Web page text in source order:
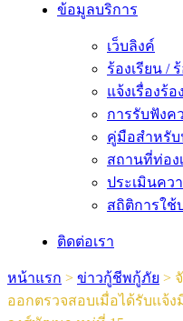
ข้อมูลบริการ
เว็บลิงค์
ร้องเรียน /
แจ้งเรื่องร้
การรับฟังค
คู่มือสำหรั
สถานที่ท่อง
ประเมินคว
สถิติการใช้
ติดต่อเรา
หน้าแรก > ข่าวกู้ชีพกู้ภัย >
ออกตรวจสอบเมื่อได้รับเเจ้